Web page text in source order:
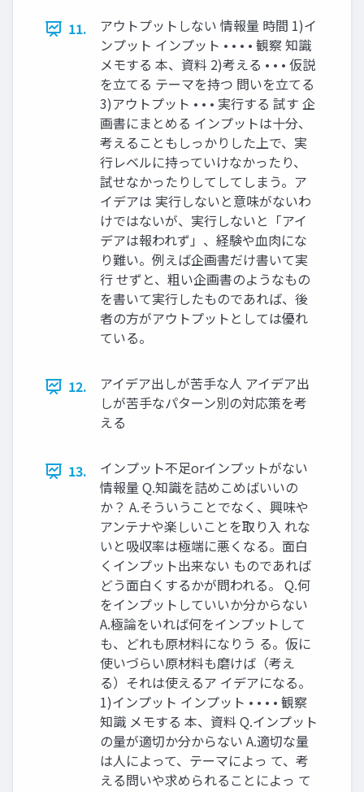
11.
アウトプットしない 情報量 時間 1)イ
ンプット インプット • • • • 観察 知識
メモする 本、資料 2)考える • • • 仮説
を立てる テーマを持つ 問いを立てる
3)アウトプット • • • 実行する 試す 企
画書にまとめる インプットは十分、
考えることもしっかりした上で、実
行レベルに持っていけなかったり、
試せなかったりしてしてしまう。ア
イデアは 実行しないと意味がないわ
けではないが、実行しないと「アイ
デアは報われず」、経験や血肉にな
り難い。例えば企画書だけ書いて実
行 せずと、粗い企画書のようなもの
を書いて実行したものであれば、後
者の方がアウトプットとしては優れ
ている。
12.
アイデア出しが苦手な人 アイデア出
しが苦手なパターン別の対応策を考
える
13.
インプット不足orインプットがない
情報量 Q.知識を詰めこめばいいの
か？ A.そういうことでなく、興味や
アンテナや楽しいことを取り入 れな
いと吸収率は極端に悪くなる。面白
くインプット出来ない ものであれば
どう面白くするかが問われる。 Q.何
をインプットしていいか分からない
A.極論をいれば何をインプットして
も、どれも原材料になりう る。仮に
使いづらい原材料も磨けば（考え
る）それは使えるア イデアになる。
1)インプット インプット • • • • 観察
知識 メモする 本、資料 Q.インプット
の量が適切か分からない A.適切な量
は人によって、テーマによっ て、考
える問いや求められることによっ て